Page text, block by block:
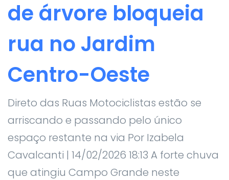
de árvore bloqueia
rua no Jardim
Centro-Oeste
Direto das Ruas Motociclistas estão se
arriscando e passando pelo único
espaço restante na via Por Izabela
Cavalcanti | 14/02/2026 18:13 A forte chuva
que atingiu Campo Grande neste